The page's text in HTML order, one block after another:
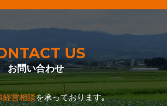
US
お問い合わせ
経営相談を承っております｡